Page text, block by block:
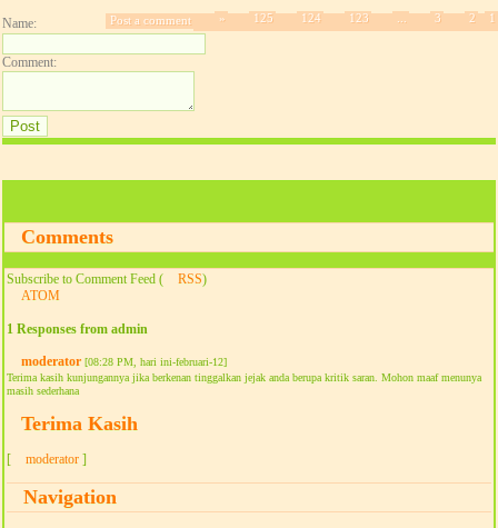
1
2
3
123
124
125
»
Post a comment
Name:
Comment:
Comments
Subscribe to Comment Feed ( RSS)
ATOM
1 Responses from admin
moderator [08:28 PM, hari ini-februari-12]
Terima kasih kunjungannya jika berkenan tinggalkan jejak anda berupa kritik saran. Mohon maaf menunya
masih sederhana
Terima Kasih
[ moderator ]
Navigation